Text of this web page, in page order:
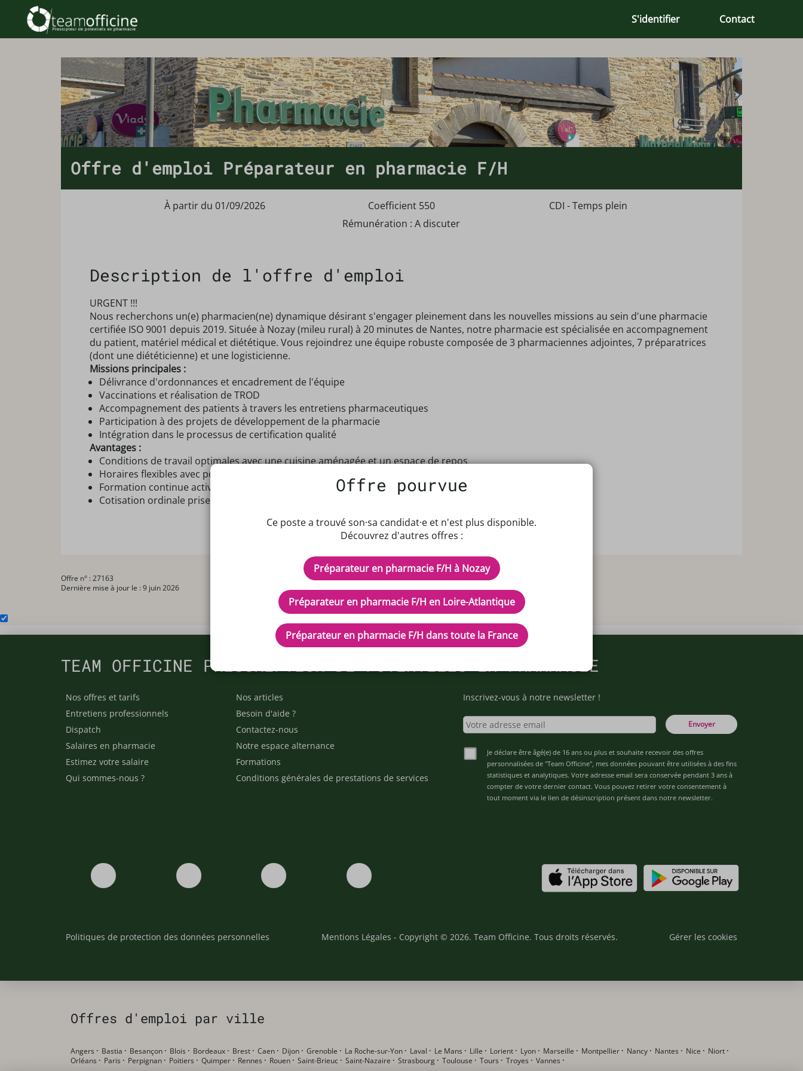
S'identifier Contact
Offre d'emploi Préparateur en pharmacie F/H
À partir du 01/09/2026
Coefficient 550
Rémunération : A discuter
CDI - Temps plein
Description de l'offre d'emploi
URGENT !!!
Nous recherchons un(e) pharmacien(ne) dynamique désirant s'engager pleinement dans les nouvelles missions au sein d'une pharmacie
certifiée ISO 9001 depuis 2019. Située à Nozay (mileu rural) à 20 minutes de Nantes, notre pharmacie est spécialisée en accompagnement
du patient, matériel médical et diététique. Vous rejoindrez une équipe robuste composée de 3 pharmaciennes adjointes, 7 préparatrices
(dont une diététicienne) et une logisticienne.
Missions principales :
Délivrance d'ordonnances et encadrement de l'équipe
Vaccinations et réalisation de TROD
Accompagnement des patients à travers les entretiens pharmaceutiques
Participation à des projets de développement de la pharmacie
Intégration dans le processus de certification qualité
Avantages :
Conditions de travail optimales avec une cuisine aménagée et un espace de repos
Horaires flexibles avec possibilité de travailler sur 4 jours. Congé un mercredi et un samedi sur deux.
Formation continue active.
Cotisation ordinale prise en charge
Offre n° : 27163
Dernière mise à jour le : 9 juin 2026
Offre pourvue
Ce poste a trouvé son·sa candidat·e et n'est plus disponible.
Découvrez d'autres offres :
Préparateur en pharmacie F/H à Nozay
Préparateur en pharmacie F/H en Loire-Atlantique
Préparateur en pharmacie F/H dans toute la France
TEAM OFFICINE PRESCRIPTEUR DE POTENTIELS EN PHARMACIE
Nos offres et tarifs
Entretiens professionnels
Dispatch
Salaires en pharmacie
Estimez votre salaire
Qui sommes-nous ?
Nos articles
Besoin d'aide ?
Contactez-nous
Notre espace alternance
Formations
Conditions générales de prestations de services
Inscrivez-vous à notre newsletter !
Envoyer
Je déclare être âgé(e) de 16 ans ou plus et souhaite recevoir des offres
personnalisées de "Team Officine", mes données pouvant être utilisées à des fins
statistiques et analytiques. Votre adresse email sera conservée pendant 3 ans à
compter de votre dernier contact. Vous pouvez retirer votre consentement à
tout moment via le lien de désinscription présent dans notre newsletter.
Politiques de protection des données personnelles Mentions Légales - Copyright © 2026. Team Officine. Tous droits réservés. Gérer les cookies
Offres d'emploi par ville
Angers · Bastia · Besançon · Blois · Bordeaux · Brest · Caen · Dijon · Grenoble · La Roche-sur-Yon · Laval · Le Mans · Lille · Lorient · Lyon · Marseille · Montpellier · Nancy · Nantes · Nice · Niort ·
Orléans · Paris · Perpignan · Poitiers · Quimper · Rennes · Rouen · Saint-Brieuc · Saint-Nazaire · Strasbourg · Toulouse · Tours · Troyes · Vannes ·